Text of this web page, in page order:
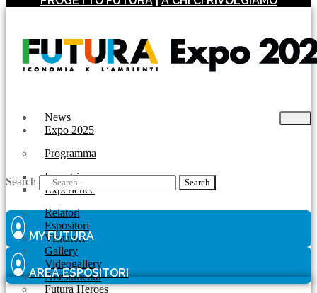
News
Expo 2025
Programma
Incontri
Experience
Relatori
Espositori
Visitatori
Gallery
Videogallery
Allestimento
Futura Heroes
Search Search
MY FUTURA
AREA ESPOSITORI